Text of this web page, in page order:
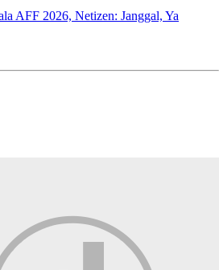
AFF 2026, Netizen: Janggal, Ya